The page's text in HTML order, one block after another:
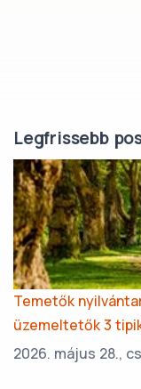
Legfrissebb
Temetők
üzemeltetők 3
2026. május 28.,